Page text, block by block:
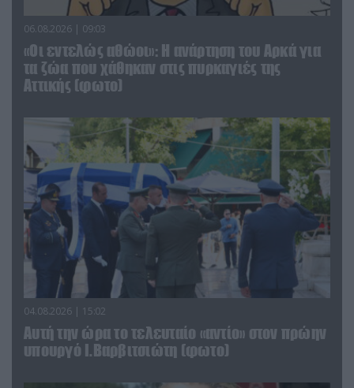
06.08.2026 | 09:03
«Οι εντελώς αθώοι»: Η ανάρτηση του Αρκά για
τα ζώα που χάθηκαν στις πυρκαγιές της
Αττικής (φωτο)
04.08.2026 | 15:02
Αυτή την ώρα το τελευταίο «αντίο» στον πρώην
υπουργό Ι.Βαρβιτσιώτη (φωτο)